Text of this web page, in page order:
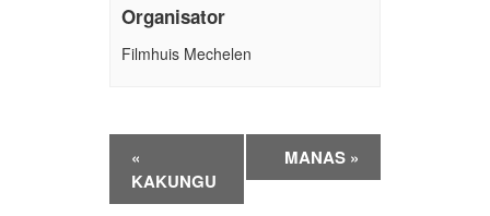
Organisator
Filmhuis Mechelen
Navigatie
«
KAKUNGU
MANAS »